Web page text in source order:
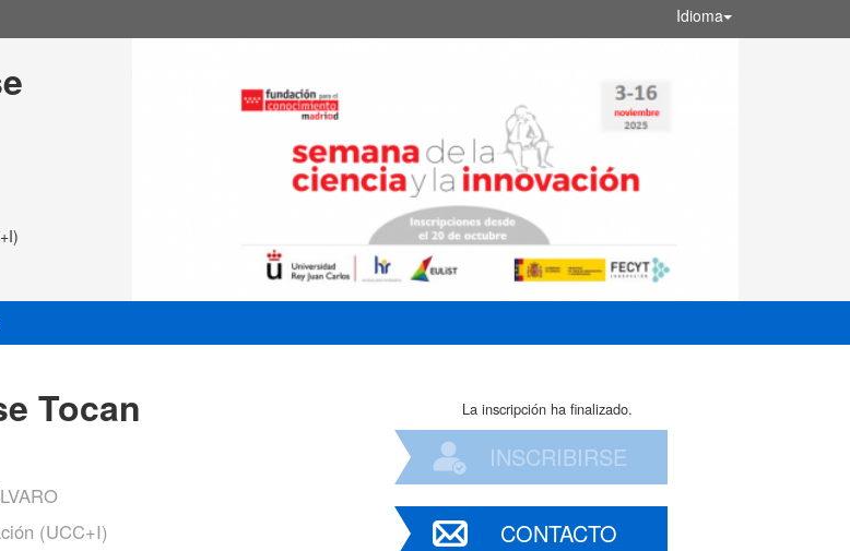
Idioma
Tocan
(UCC+I)
La inscripción ha finalizado.
INSCRIBIRSE
CONTACTO